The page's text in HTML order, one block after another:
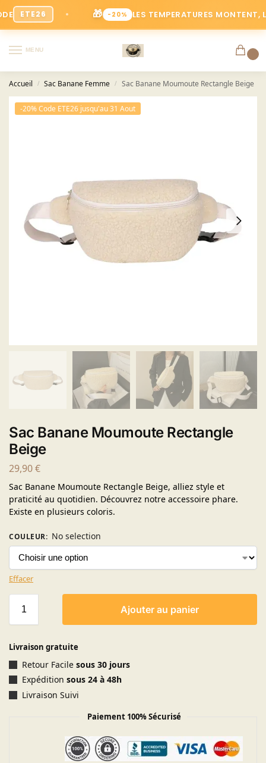
ETE26 -20% LES TEMPERATURES MONTENT, LES
MENU
Accueil / Sac Banane Femme / Sac Banane Moumoute Rectangle Beige
-20% Code ETE26 jusqu'au 31 Aout
Sac Banane Moumoute Rectangle
Beige
29,90€
Sac Banane Moumoute Rectangle Beige, alliez style et
praticité au quotidien. Découvrez notre accessoire phare.
Existe en plusieurs coloris.
COULEUR: No selection
Effacer
Ajouter au panier
Livraison gratuite
Retour Facile sous 30 jours
Expédition sous 24 à 48h
Livraison Suivi
Paiement 100% Sécurisé